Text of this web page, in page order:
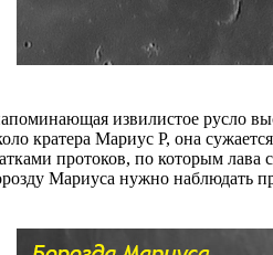
извилистое русло
кратера Мариус P, она
протоков, по которым
Мариуса нужно наблюдать